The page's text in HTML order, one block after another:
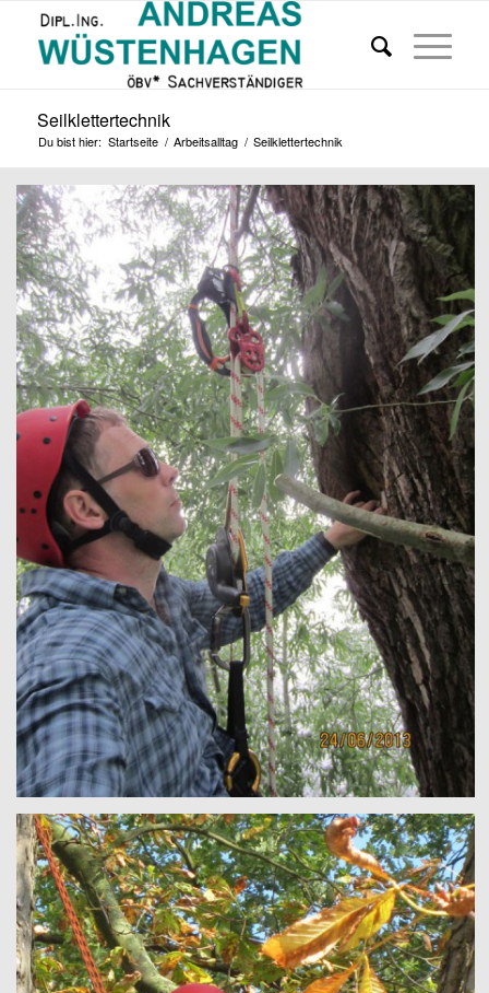
Seilklettertechnik
Du bist hier: Startseite / Arbeitsalltag / Seilklettertechnik